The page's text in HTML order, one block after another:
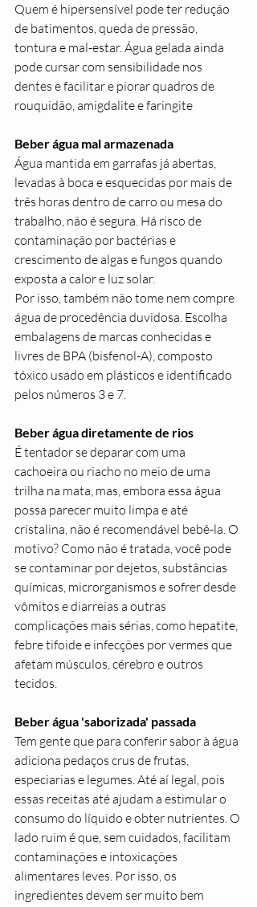
Quem é hipersensível pode ter redução
de batimentos, queda de pressão,
tontura e mal-estar. Água gelada ainda
pode cursar com sensibilidade nos
dentes e facilitar e piorar quadros de
rouquidão, amigdalite e faringite
Beber água mal armazenada
Água mantida em garrafas já abertas,
levadas à boca e esquecidas por mais de
três horas dentro de carro ou mesa do
trabalho, não é segura. Há risco de
contaminação por bactérias e
crescimento de algas e fungos quando
exposta a calor e luz solar.
Por isso, também não tome nem compre
água de procedência duvidosa. Escolha
embalagens de marcas conhecidas e
livres de BPA (bisfenol-A), composto
tóxico usado em plásticos e identificado
pelos números 3 e 7.
Beber água diretamente de rios
É tentador se deparar com uma
cachoeira ou riacho no meio de uma
trilha na mata, mas, embora essa água
possa parecer muito limpa e até
cristalina, não é recomendável bebê-la. O
motivo? Como não é tratada, você pode
se contaminar por dejetos, substâncias
químicas, microrganismos e sofrer desde
vômitos e diarreias a outras
complicações mais sérias, como hepatite,
febre tifoide e infecções por vermes que
afetam músculos, cérebro e outros
tecidos.
Beber água 'saborizada' passada
Tem gente que para conferir sabor à água
adiciona pedaços crus de frutas,
especiarias e legumes. Até aí legal, pois
essas receitas até ajudam a estimular o
consumo do líquido e obter nutrientes. O
lado ruim é que, sem cuidados, facilitam
contaminações e intoxicações
alimentares leves. Por isso, os
ingredientes devem ser muito bem